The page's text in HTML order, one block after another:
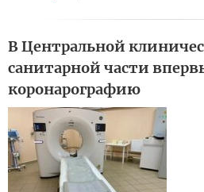
В Центральной
санитарной части
коронарографию